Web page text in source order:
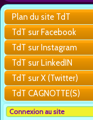
Plan du site TdT
TdT sur Facebook
TdT sur Instagram
TdT sur LinkedIN
TdT sur X (Twitter)
TdT CAGNOTTE(S)
Connexion au site